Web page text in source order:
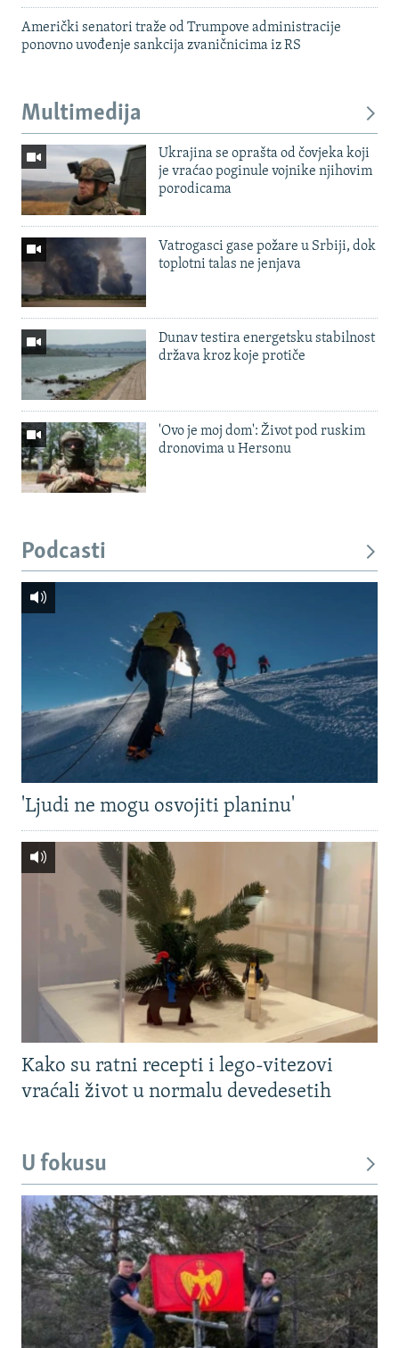
Američki senatori traže od Trumpove administracije
ponovno uvođenje sankcija zvaničnicima iz RS
Multimedija
Ukrajina se oprašta od čovjeka koji
je vraćao poginule vojnike njihovim
porodicama
Vatrogasci gase požare u Srbiji, dok
toplotni talas ne jenjava
Dunav testira energetsku stabilnost
država kroz koje protiče
'Ovo je moj dom': Život pod ruskim
dronovima u Hersonu
Podcasti
'Ljudi ne mogu osvojiti planinu'
Kako su ratni recepti i lego-vitezovi
vraćali život u normalu devedesetih
U fokusu